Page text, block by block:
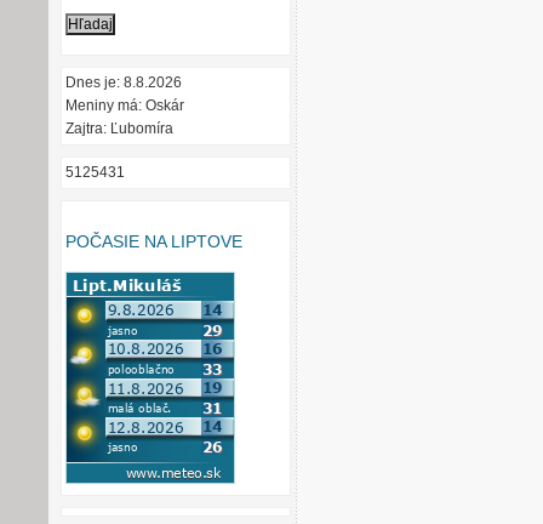
Dnes je: 8.8.2026
Meniny má: Oskár
Zajtra: Ľubomíra
5125431
POČASIE NA LIPTOVE